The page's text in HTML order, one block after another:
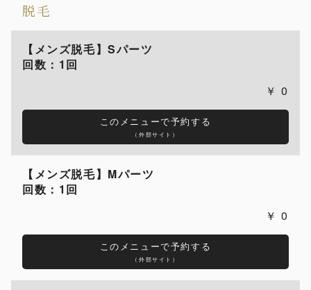
脱毛
【メンズ脱毛】Sパーツ
回数：1回
0
このメニューで予約する
（外部サイト）
【メンズ脱毛】Mパーツ
回数：1回
0
このメニューで予約する
（外部サイト）